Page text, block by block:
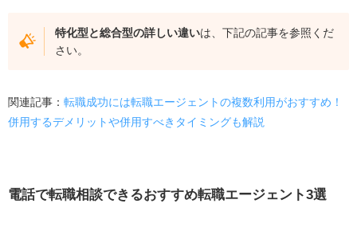
特化型と総合型の詳しい違いは、下記の記事を参照くだ
さい。
関連記事： 転職成功には転職エージェントの複数利用がおすすめ！
併用するデメリットや併用すべきタイミングも解説
電話で転職相談できるおすすめ転職エージェント3選